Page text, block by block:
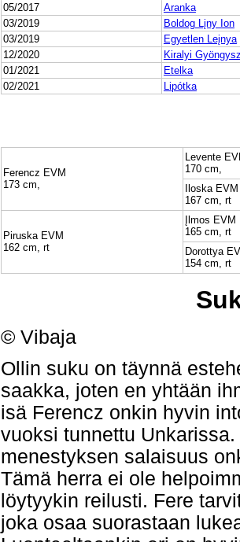
05/2017
Aranka
03/2019
Boldog Lįny Ion
03/2019
Egyetlen Leįnya
12/2020
Kiralyi
01/2021
Etelka
02/2021
Lipótka
Ferencz EVM
173 cm,
Levente
170 cm,
Iloska EVM
167 cm, rt
Piruska EVM
162 cm, rt
Įlmos EVM
165 cm, rt
Dorottya
154 cm, rt
© Vibaja
Ollin suku on täynnä
saakka, joten en yhtään
isä Ferencz onkin hyvin
vuoksi tunnettu
menestyksen salaisuus
Tämä herra ei ole
löytyykin reilusti. Fere
joka osaa suorastaan